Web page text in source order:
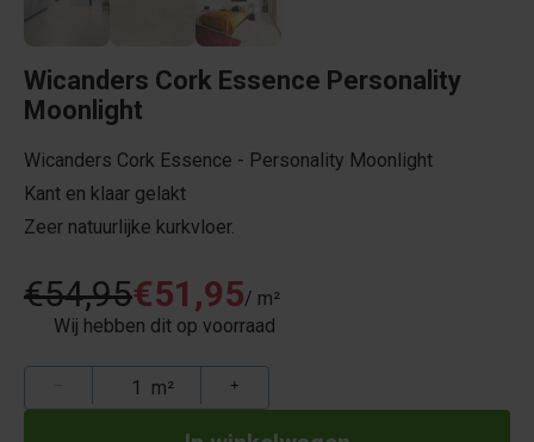
Wicanders Cork Essence Personality
Moonlight
Wicanders Cork Essence - Personality Moonlight
Kant en klaar gelakt
Zeer natuurlijke kurkvloer.
€54,95€51,95/ m²
Wij hebben dit op voorraad
m² +